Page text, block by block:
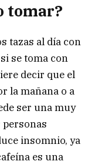
tomar?
tazas al día con
se toma con
decir que el
la mañana o a
ser una muy
personas
insomnio, ya
es una